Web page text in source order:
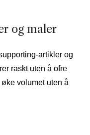
og maler
artikler og
raskt uten å ofre
volumet uten å